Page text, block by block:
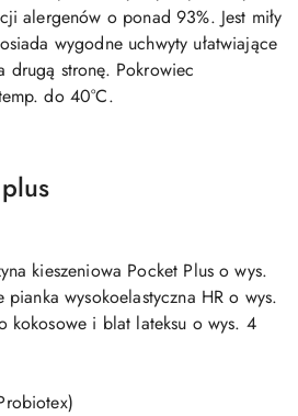
alergenów o ponad 93%. Jest miły
wygodne uchwyty ułatwiające
drugą stronę. Pokrowiec
do 40°C.
kieszeniowa Pocket Plus o wys.
wysokoelastyczna HR o wys.
kokosowe i blat lateksu o wys. 4